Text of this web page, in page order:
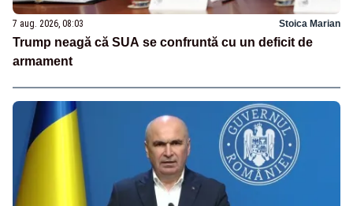
7 aug. 2026, 08:03 Stoica Marian
Trump neagă că SUA se confruntă cu un deficit de
armament